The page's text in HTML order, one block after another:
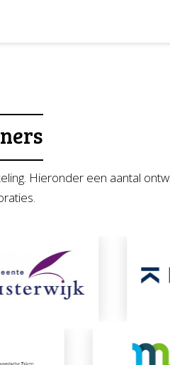
Hieronder een aantal